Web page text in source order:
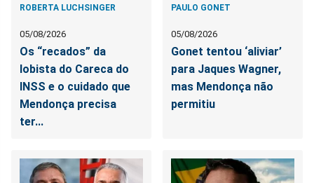
ROBERTA LUCHSINGER
05/08/2026
Os “recados” da
lobista do Careca do
INSS e o cuidado que
Mendonça precisa
ter...
PAULO GONET
05/08/2026
Gonet tentou ‘aliviar’
para Jaques Wagner,
mas Mendonça não
permitiu